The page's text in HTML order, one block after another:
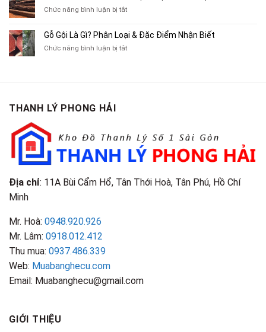
Xe
Cũ
TP.HCM
Tạp
Chí
Chỉ
Bán
Áo
Chức năng bình luận bị tắtở
Chít
Là
Gỗ Gội Là Gì? Phân Loại & Đặc Điểm Nhận Biết
Chức năng bình luận bị tắtở
Điểm
Nhận
Biết
THANH LÝ PHONG HẢI
Địa chỉ: 11A Bùi Cẩm Hổ, Tân Thới Hoà, Tân Phú, Hồ Chí
Minh
Mr. Hoà: 0948.920.926
Mr. Lâm: 0918.012.412
Thu mua: 0937.486.339
Web: Muabanghecu.com
Email: Muabanghecu@gmail.com
GIỚI THIỆU